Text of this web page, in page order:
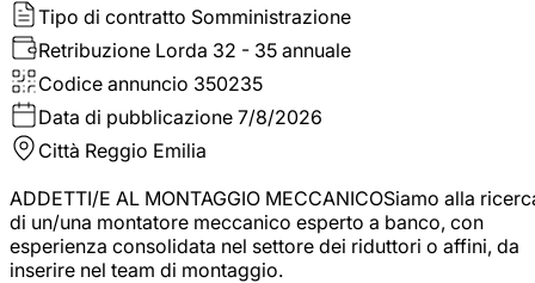
Tipo di contratto Somministrazione
Retribuzione Lorda 32 - 35 annuale
Codice annuncio 350235
Data di pubblicazione 7/8/2026
Città Reggio Emilia
ADDETTI/E AL MONTAGGIO MECCANICOSiamo alla
di un/una montatore meccanico esperto a banco, con
esperienza consolidata nel settore dei riduttori o affini, da
inserire nel team di montaggio.